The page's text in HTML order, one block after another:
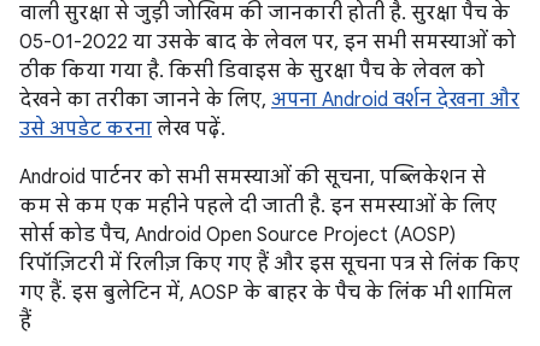
वाली सुरक्षा से जुड़ी जोखिम की जानकारी होती है. सुरक्षा पैच के
05-01-2022 या उसके बाद के लेवल पर, इन सभी समस्याओं को
ठीक किया गया है. किसी डिवाइस के सुरक्षा पैच के लेवल को
देखने का तरीका जानने के लिए, अपना Android वर्शन देखना और
उसे अपडेट करना लेख पढ़ें.
Android पार्टनर को सभी समस्याओं की सूचना, पब्लिकेशन से
कम से कम एक महीने पहले दी जाती है. इन समस्याओं के लिए
सोर्स कोड पैच, Android Open Source Project (AOSP)
रिपॉज़िटरी में रिलीज़ किए गए हैं और इस सूचना पत्र से लिंक किए
गए हैं. इस बुलेटिन में, AOSP के बाहर के पैच के लिंक भी शामिल
हैं